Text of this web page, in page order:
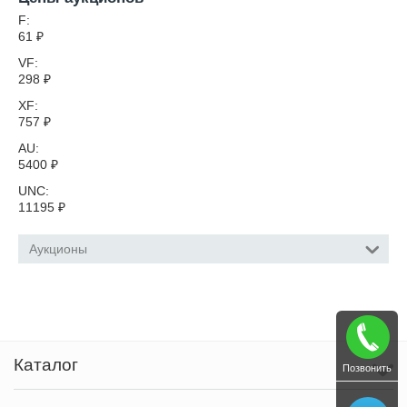
F:
61 ₽
VF:
298 ₽
XF:
757 ₽
AU:
5400 ₽
UNC:
11195 ₽
Аукционы
Каталог Позвонить